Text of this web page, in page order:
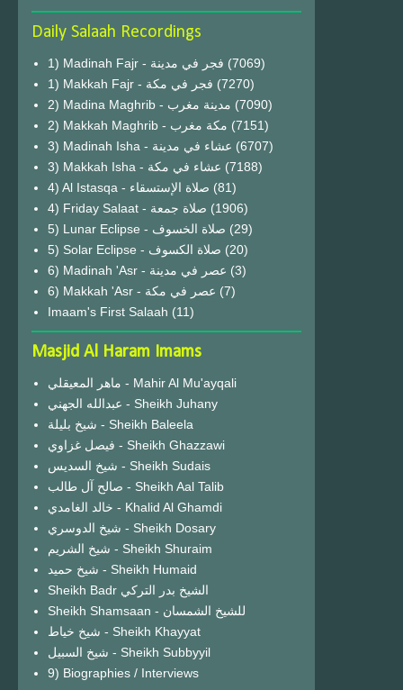
Daily Salaah Recordings
1) Madinah Fajr - فجر في مدينة (7069)
1) Makkah Fajr - فجر في مكة (7270)
2) Madina Maghrib - مدينة مغرب (7090)
2) Makkah Maghrib - مكة مغرب (7151)
3) Madinah Isha - عشاء في مدينة (6707)
3) Makkah Isha - عشاء في مكة (7188)
4) Al Istasqa - صلاة الإستسقاء (81)
4) Friday Salaat - صلاة جمعة (1906)
5) Lunar Eclipse - صلاة الخسوف (29)
(20)
6) Madinah 'Asr - عصر في مدينة (3)
6) Makkah 'Asr - عصر في مكة (7)
Imaam's First Salaah (11)
Masjid Al Haram Imams
ماهر المعيقلي - Mahir Al Mu'ayqali
عبدالله الجهني - Sheikh Juhany
شيخ بليلة - Sheikh Baleela
فيصل غزاوي - Sheikh Ghazzawi
شيخ السديس - Sheikh Sudais
صالح آل طالب - Sheikh Aal Talib
خالد الغامدي - Khalid Al Ghamdi
شيخ الدوسري - Sheikh Dosary
شيخ الشريم - Sheikh Shuraim
شيخ حميد - Sheikh Humaid
Sheikh Badr الشيخ بدر التركي
Sheikh Shamsaan - للشيخ الشمسان
شيخ خياط - Sheikh Khayyat
شيخ السبيل - Sheikh Subbyyil
9) Biographies / Interviews